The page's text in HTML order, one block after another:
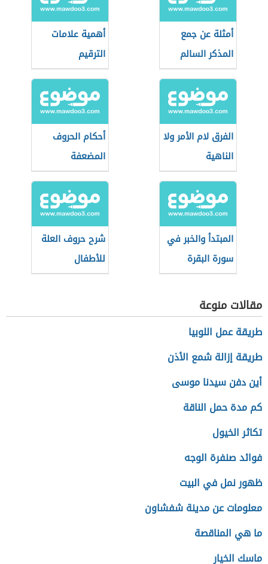
أمثلة عن جمع
المذكر السالم
أهمية علامات
الترقيم
الفرق لام الأمر ولا
الناهية
أحكام الحروف
المضعفة
المبتدأ والخبر في
سورة البقرة
شرح حروف العلة
للأطفال
مقالات منوعة
طريقة عمل اللوبيا
طريقة إزالة شمع الأذن
أين دفن سيدنا موسى
كم مدة حمل الناقة
تكاثر الخيول
فوائد صنفرة الوجه
ظهور نمل في البيت
معلومات عن مدينة شفشاون
ما هي المناقصة
ماسك الخيار